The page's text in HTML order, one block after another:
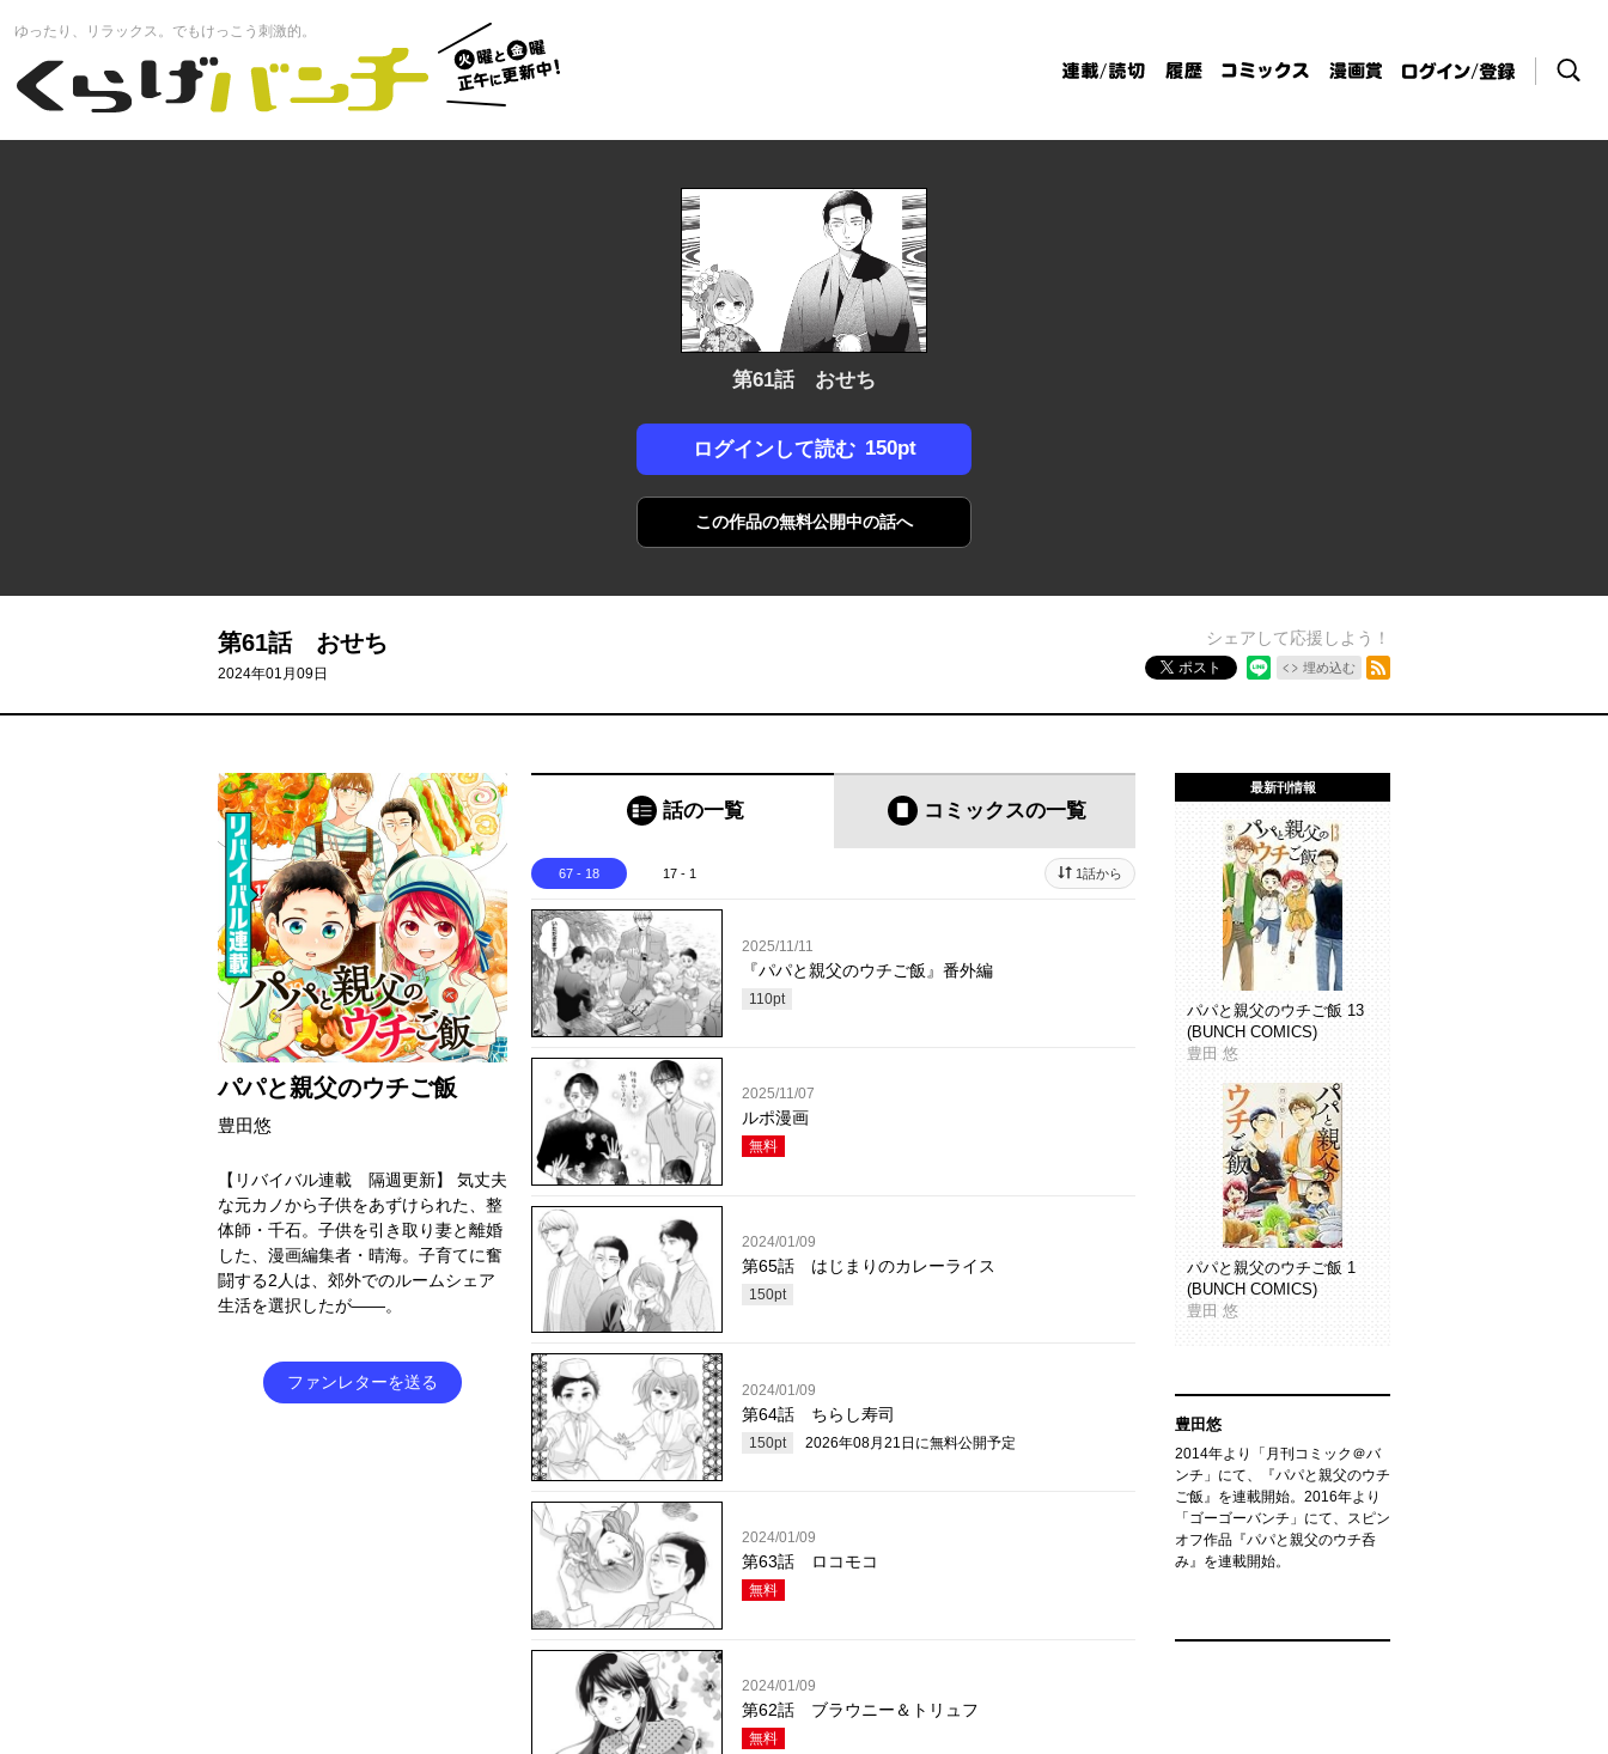
くらげバンチ
火曜と金
曜正午に
更新中！
ゆったり、リラックス。でもけっこう刺激的。
連載/読切 履歴 コミックス 漫画賞
ログイン / 登
録
検索
第61話 おせち
ログインして読む 150pt
この作品の無料公開中の話へ
第61話 おせち
2024年01月09日
シェアして応援しよう！
ポスト 埋め込む
パパと親父のウチご飯
豊田悠
【リバイバル連載 隔週更新】 気丈夫
な元カノから子供をあずけられた、整
体師・千石。子供を引き取り妻と離婚
した、漫画編集者・晴海。子育てに奮
闘する2人は、郊外でのルームシェア
生活を選択したが――。
ファンレターを送る
話の一覧 コミックスの一覧
67 - 18 17 - 1 1話から
2025/11/11
『パパと親父のウチご飯』番外編
110pt
2025/11/07
ルポ漫画
無料
2024/01/09
第65話 はじまりのカレーライス
150pt
2024/01/09
第64話 ちらし寿司
150pt 2026年08月21日 に無料公開予定
2024/01/09
第63話 ロコモコ
無料
2024/01/09
第62話 ブラウニー＆トリュフ
無料
最新刊情報
パパと親父のウチご飯 13
(BUNCH COMICS)
豊田 悠
パパと親父のウチご飯 1
(BUNCH COMICS)
豊田 悠
豊田悠
2014年より「月刊コミック＠バ
ンチ」にて、『パパと親父のウチ
ご飯』を連載開始。2016年より
「ゴーゴーバンチ」にて、スピン
オフ作品『パパと親父のウチ呑
み』を連載開始。